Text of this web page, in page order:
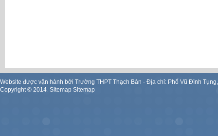
Website được vận hành bởi Trường THPT Thạch Bàn - Địa chỉ: Phố Vũ Đình
Copyright © 2014. Sitemap Sitemap